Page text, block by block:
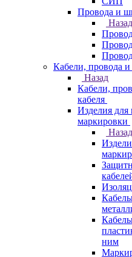
Провода и
Назад
Кабели, провода и
Назад
Кабели,
кабеля
Изделия для
маркировки
Назад
ним